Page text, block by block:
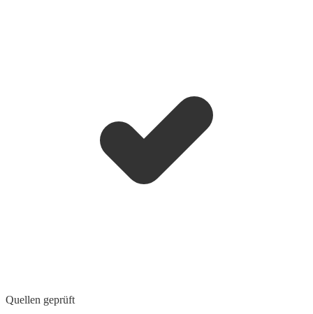
Quellen geprüft